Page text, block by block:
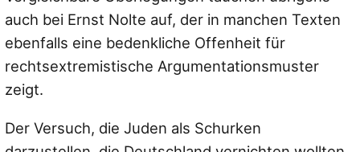
auch bei Ernst Nolte auf, der in manchen Texten
ebenfalls eine bedenkliche Offenheit für
rechtsextremistische Argumentationsmuster
zeigt.
Der Versuch, die Juden als Schurken